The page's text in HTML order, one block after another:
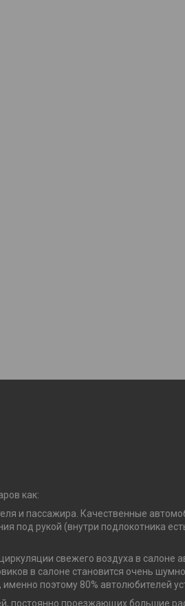
как:
и пассажира. Качественные
под рукой (внутри подлокотника
свежего воздуха в
в салоне становится очень
поэтому 80% автолюбителей
постоянно проезжающих большие